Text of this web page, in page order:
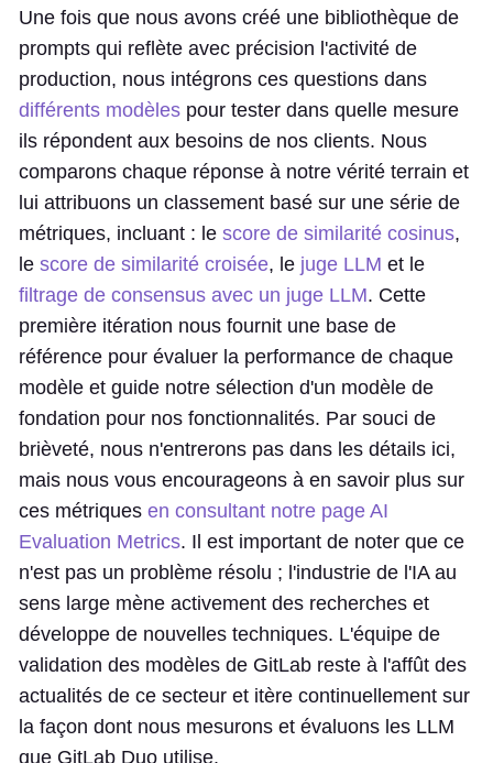
Une fois que nous avons créé une bibliothèque de
prompts qui reflète avec précision l'activité de
production, nous intégrons ces questions dans
différents modèles pour tester dans quelle mesure
ils répondent aux besoins de nos clients. Nous
comparons chaque réponse à notre vérité terrain et
lui attribuons un classement basé sur une série de
métriques, incluant : le score de similarité cosinus,
le score de similarité croisée, le juge LLM et le
filtrage de consensus avec un juge LLM. Cette
première itération nous fournit une base de
référence pour évaluer la performance de chaque
modèle et guide notre sélection d'un modèle de
fondation pour nos fonctionnalités. Par souci de
brièveté, nous n'entrerons pas dans les détails ici,
mais nous vous encourageons à en savoir plus sur
ces métriques en consultant notre page AI
Evaluation Metrics. Il est important de noter que ce
n'est pas un problème résolu ; l'industrie de l'IA au
sens large mène activement des recherches et
développe de nouvelles techniques. L'équipe de
validation des modèles de GitLab reste à l'affût des
actualités de ce secteur et itère continuellement sur
la façon dont nous mesurons et évaluons les LLM
que GitLab Duo utilise.